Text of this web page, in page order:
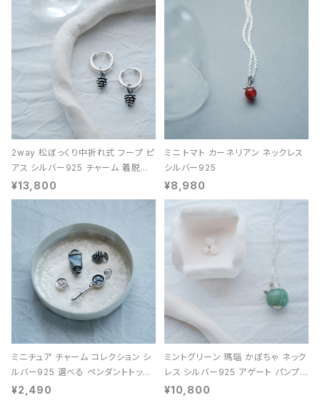
2way 松ぼっくり中折れ式 フープ ピ
アス シルバー925 チャーム 着脱可
能 レディース ユニセックス
¥13,800
ミニ トマト カーネリアン ネックレス
シルバー925
¥8,980
ミニチュア チャーム コレクション シ
ルバー925 選べる ペンダントトップ
レディース ユニセックス
¥2,490
ミントグリーン 瑪瑙 かぼちゃ ネック
レス シルバー925 アゲート パンプキ
ン 天然石 レディース
¥10,800